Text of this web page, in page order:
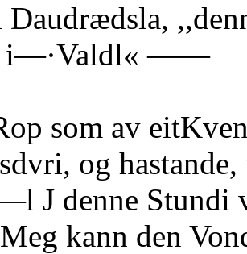
Daudrædsla,
i—·Valdl« ——
som av
og
J denne Stundi
kann den